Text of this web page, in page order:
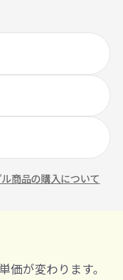
商品の購入について
が変わります。